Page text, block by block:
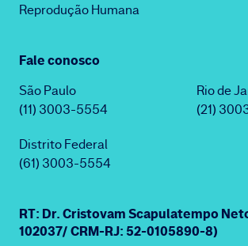
Reprodução Humana
Fale conosco
São Paulo
(11) 3003-5554
Rio de
(21)
Distrito Federal
(61) 3003-5554
RT: Dr. Cristovam Scapulatempo
102037/ CRM-RJ: 52-0105890-8)